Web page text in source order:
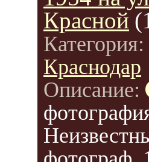
Красной
Категория:
Краснодар
Описание: